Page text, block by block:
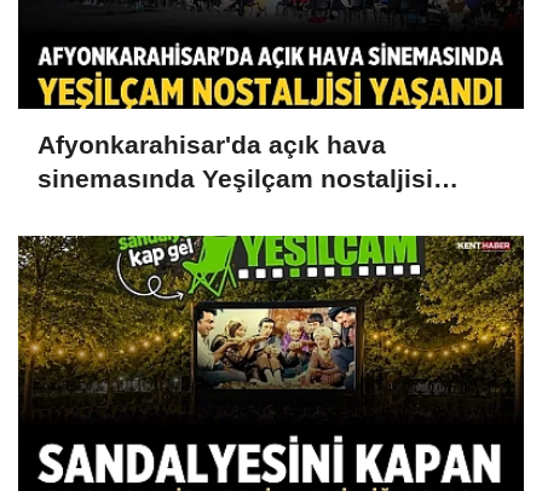
Afyonkarahisar'da açık hava
sinemasında Yeşilçam nostaljisi